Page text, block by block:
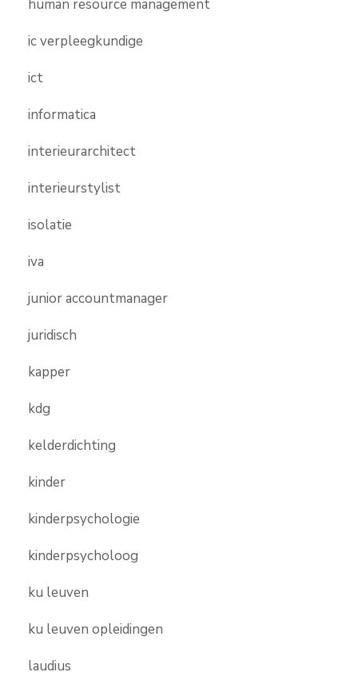
human resource management
ic verpleegkundige
ict
informatica
interieurarchitect
interieurstylist
isolatie
iva
junior accountmanager
juridisch
kapper
kdg
kelderdichting
kinder
kinderpsychologie
kinderpsycholoog
ku leuven
ku leuven opleidingen
laudius